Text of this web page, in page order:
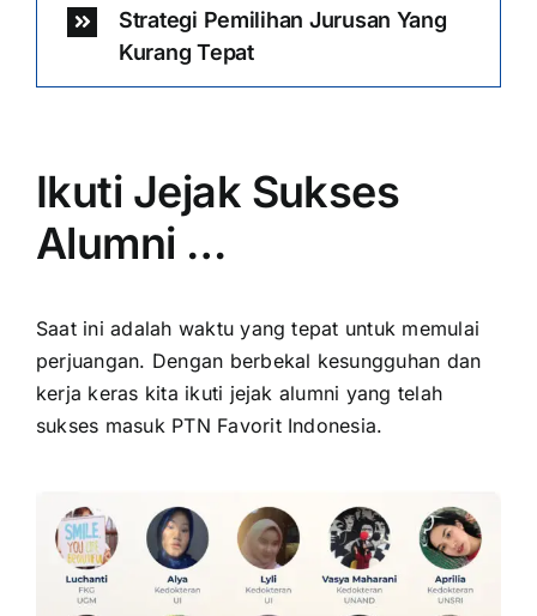
Strategi Pemilihan Jurusan Yang
Kurang Tepat
Ikuti Jejak Sukses
Alumni …
Saat ini adalah waktu yang tepat untuk memulai
perjuangan. Dengan berbekal kesungguhan dan
kerja keras kita ikuti jejak alumni yang telah
sukses masuk PTN Favorit Indonesia.